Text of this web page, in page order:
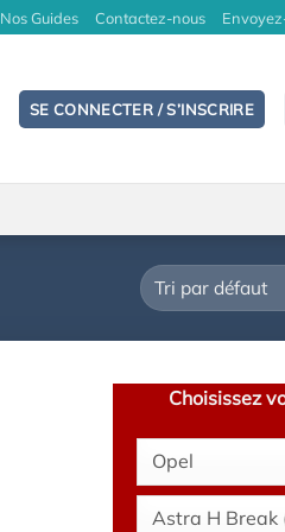
Nos Guides Contactez-nous
SE CONNECTER / S’INSCRIRE
Choisissez